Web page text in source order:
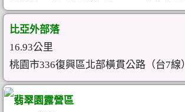
比亞外部落
16.93公里
桃園市336復興區北部橫貫公路（台7線
翡翠園露營區